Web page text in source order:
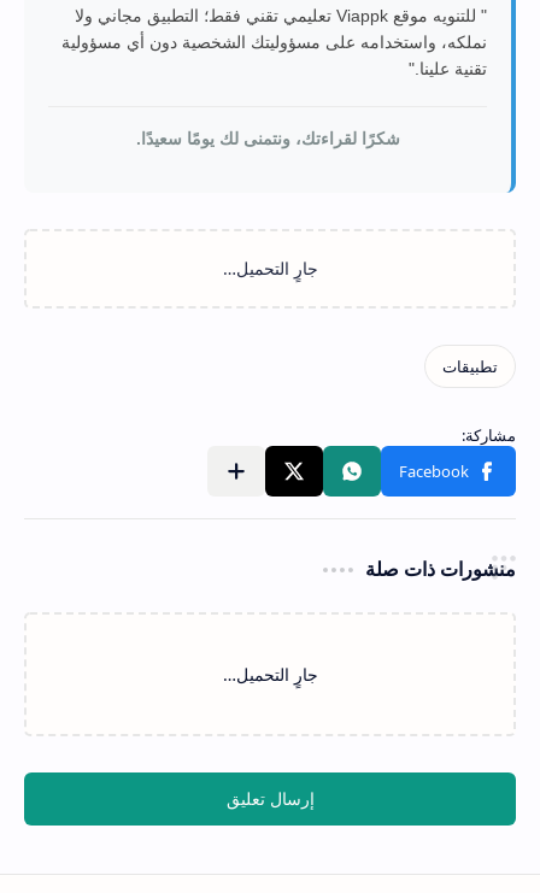
" للتنويه موقع Viappk تعليمي تقني فقط؛ التطبيق مجاني ولا
نملكه، واستخدامه على مسؤوليتك الشخصية دون أي مسؤولية
تقنية علينا."
شكرًا لقراءتك، ونتمنى لك يومًا سعيدًا.
منشورات ذات صلة
‏جارٍ التحميل…
إرسال تعليق